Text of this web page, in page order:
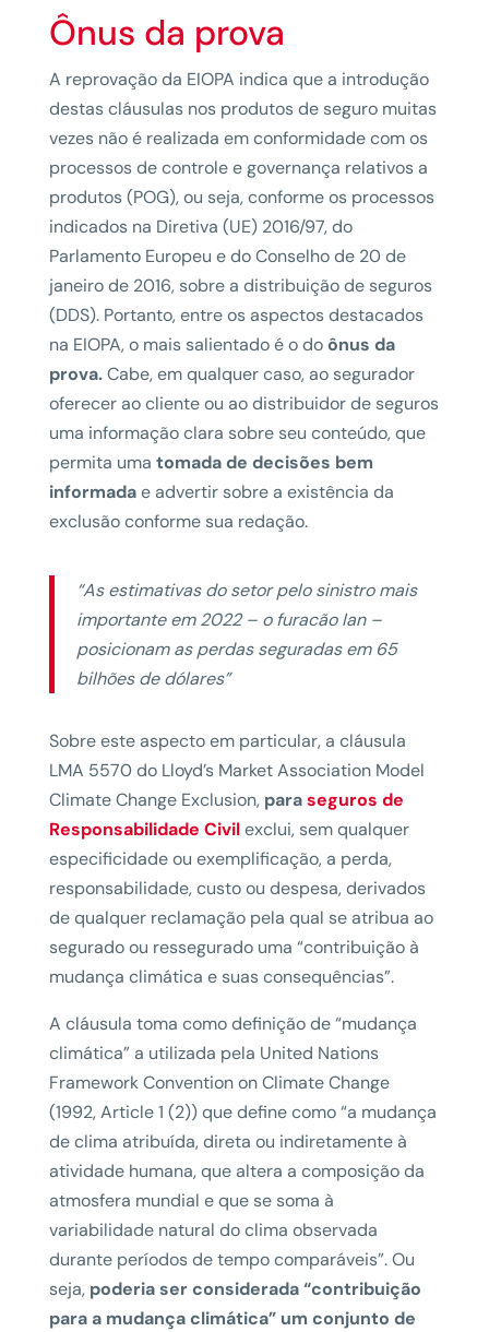
Ônus da prova
A reprovação da EIOPA indica que a introdução
destas cláusulas nos produtos de seguro muitas
vezes não é realizada em conformidade com os
processos de controle e governança relativos a
produtos (POG), ou seja, conforme os processos
indicados na Diretiva (UE) 2016/97, do
Parlamento Europeu e do Conselho de 20 de
janeiro de 2016, sobre a distribuição de seguros
(DDS). Portanto, entre os aspectos destacados
na EIOPA, o mais salientado é o doônus da
prova.Cabe, em qualquer caso, ao segurador
oferecer ao cliente ou ao distribuidor de seguros
uma informação clara sobre seu conteúdo, que
permita uma tomada de decisões bem
informadae advertir sobre a existência da
exclusão conforme sua redação.
“As estimativas do setor pelo sinistro mais
importante em 2022 – o furacão Ian –
posicionam as perdas seguradas em 65
bilhões de dólares”
Sobre este aspecto em particular, a cláusula
LMA 5570 do Lloyd’s Market Association Model
Climate Change Exclusion, paraseguros de
Responsabilidade Civilexclui, sem qualquer
especificidade ou exemplificação, a perda,
responsabilidade, custo ou despesa, derivados
de qualquer reclamação pela qual se atribua ao
segurado ou ressegurado uma “contribuição à
mudança climática e suas consequências”.
A cláusula toma como definição de “mudança
climática” a utilizada pela United Nations
Framework Convention on Climate Change
(1992, Article 1 (2)) que define como “a mudança
de clima atribuída, direta ou indiretamente à
atividade humana, que altera a composição da
atmosfera mundial e que se soma à
variabilidade natural do clima observada
durante períodos de tempo comparáveis”. Ou
seja, poderia ser considerada “contribuição
para a mudança climática” um conjunto de